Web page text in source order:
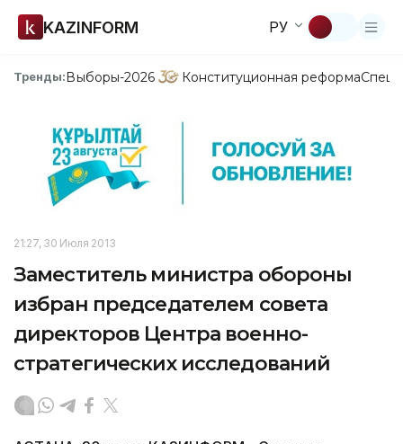
KAZINFORM РУ
Тренды:Выборы-2026 Конституционная реформа
21:27, 30 Июля 2013
Заместитель министра обороны
избран председателем совета
директоров Центра военно-
стратегических исследований